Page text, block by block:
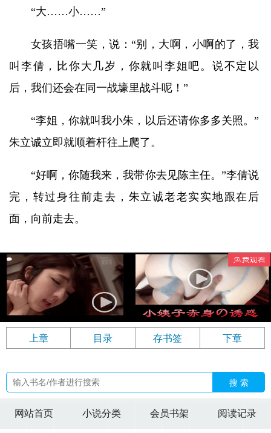
“大……小……”
女孩捂嘴一笑，说：“别，大啊，小啊的了，我
叫李倩，比你大几岁，你就叫李姐吧。说不定以
后，我们还会在同一战壕里战斗呢！”
“李姐，你就叫我小朱，以后还请你多多关照。”
朱立诚立即就顺着杆往上爬了。
“好啊，你随我来，我带你去见陈主任。”李倩说
完，转过身往前走去，朱立诚老老实实地跟在后
面，向前走去。
上章 目录 存书签 下章
搜 索
网站首页 小说分类 会员书架 阅读记录